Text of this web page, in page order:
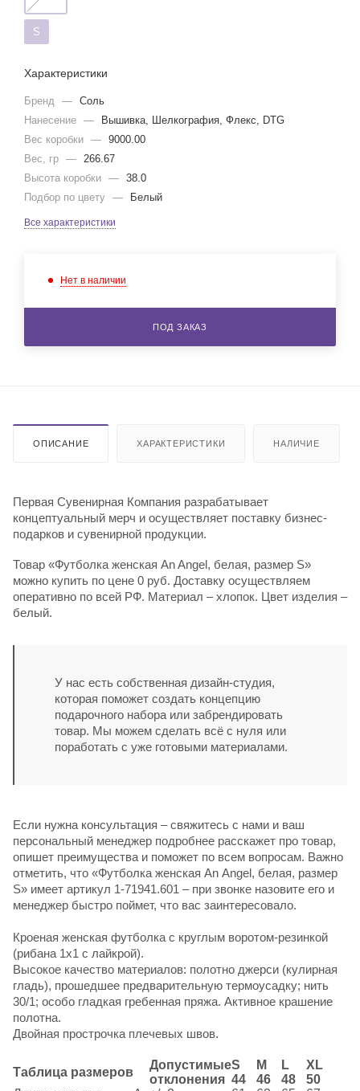
S
Характеристики
Бренд — Соль
Нанесение —
Вышивка, Шелкография, Флекс, DTG
Вес коробки — 9000.00
Вес, гр — 266.67
Высота коробки — 38.0
Подбор по цвету — Белый
Все характеристики
Нет в наличии
ПОД ЗАКАЗ
ОПИСАНИЕ ХАРАКТЕРИСТИКИ НАЛИЧИЕ
Первая Сувенирная Компания разрабатывает
концептуальный мерч и осуществляет поставку бизнес-
подарков и сувенирной продукции.
Товар «Футболка женская An Angel, белая, размер S»
можно купить по цене 0 руб. Доставку осуществляем
оперативно по всей РФ. Материал – хлопок. Цвет изделия –
белый.
У нас есть собственная дизайн-студия,
которая поможет создать концепцию
подарочного набора или забрендировать
товар. Мы можем сделать всё с нуля или
поработать с уже готовыми материалами.
Если нужна консультация – свяжитесь с нами и ваш
персональный менеджер подробнее расскажет про товар,
опишет преимущества и поможет по всем вопросам. Важно
отметить, что «Футболка женская An Аngel, белая, размер
S» имеет артикул 1-71941.601 – при звонке назовите его и
менеджер быстро поймет, что вас заинтересовало.
Кроеная женская футболка с круглым воротом-резинкой
(рибана 1x1 с лайкрой).
Высокое качество материалов: полотно джерси (кулирная
гладь), прошедшее предварительную термоусадку; нить
30/1; особо гладкая гребенная пряжа. Активное крашение
полотна.
Двойная прострочка плечевых швов.
Таблица размеров
Допустимые
отклонения
S
44
M
46
L
48
XL
50